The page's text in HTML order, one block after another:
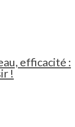
efficacité :
!